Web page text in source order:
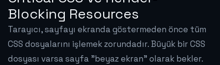
Blocking Resources
Tarayıcı, sayfayı ekranda göstermeden önce tüm
CSS dosyalarını işlemek zorundadır. Büyük bir CSS
dosyası varsa sayfa "beyaz ekran" olarak bekler.